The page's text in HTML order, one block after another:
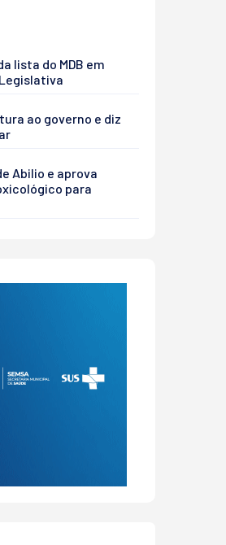
lista do MDB em
ao governo e diz
Abilio e aprova
para